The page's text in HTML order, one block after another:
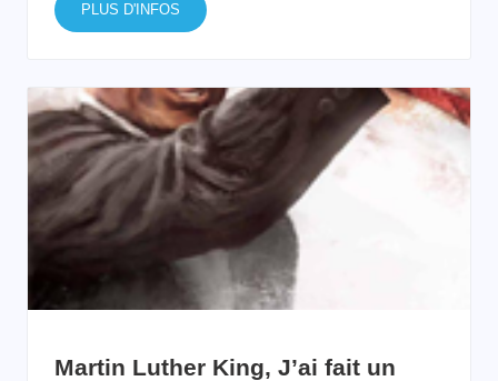
PLUS D'INFOS
Martin Luther King, J’ai fait un